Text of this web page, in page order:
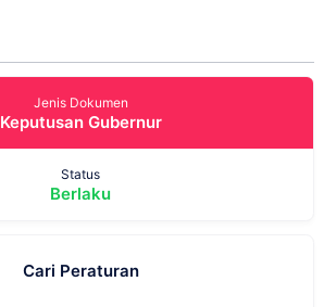
Jenis Dokumen
Keputusan Gubernur
Status
Berlaku
Cari Peraturan